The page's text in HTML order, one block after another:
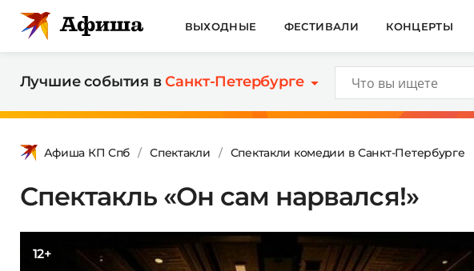
ВЫХОДНЫЕ ФЕСТИВАЛИ КОНЦЕРТЫ
Лучшие события вСанкт-Петербурге
Афиша КП Спб Спектакли Спектакли комедии в Санкт-Петербурге
Спектакль «Он сам нарвался!»
12+